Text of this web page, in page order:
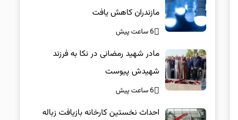
مازندران کاهش یافت
6 ساعت پیش
مادر شهید رمضانی در نکا به فرزند
شهیدش پیوست
6 ساعت پیش
احداث نخستین کارخانه بازیافت زباله